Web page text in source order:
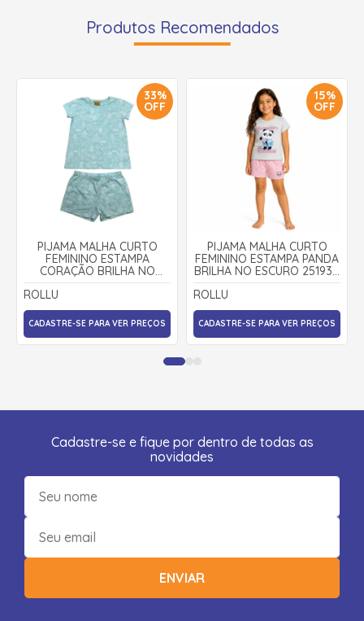
Produtos Recomendados
33%
OFF
PIJAMA MALHA CURTO
FEMININO ESTAMPA
CORAÇÃO BRILHA NO
ESCURO 22194 - ROLLU
ROLLU
CADASTRE-SE PARA VER PREÇOS
15%
OFF
PIJAMA MALHA CURTO
FEMININO ESTAMPA PANDA
BRILHA NO ESCURO 25193 -
ROLLU
ROLLU
CADASTRE-SE PARA VER PREÇOS
Cadastre-se e fique por dentro de todas as
novidades
ENVIAR